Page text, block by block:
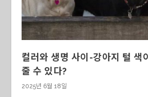
컬러와 생명 사이-강아지 털 색
줄 수 있다?
2025년 6월 18일